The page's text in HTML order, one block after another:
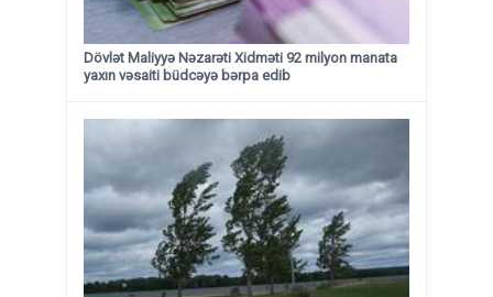
Dövlət Maliyyə Nəzarəti Xidməti 92 milyon manata
yaxın vəsaiti büdcəyə bərpa edib